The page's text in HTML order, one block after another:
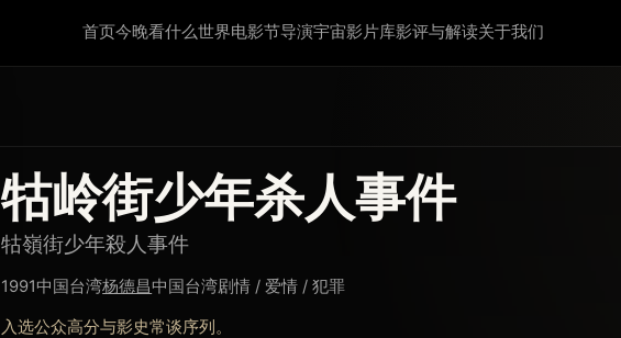
首页今晚看什么世界电影节导演宇宙影片库影评与解读关于我们
牯岭街少年杀人事件
牯嶺街少年殺人事件
1991中国台湾杨德昌中国台湾剧情 / 爱情 / 犯罪
入选公众高分与影史常谈序列。